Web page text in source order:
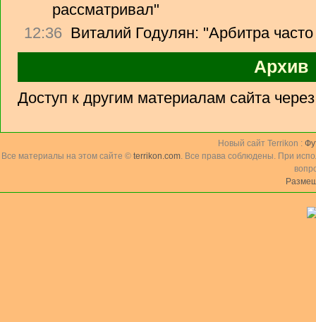
рассматривал"
12:36 Виталий Годулян: "Арбитра
Архив
Доступ к другим материалам сайта
Новый сайт Terrikon :
Все материалы на этом сайте © terrikon.com. Все права соблюдены. При